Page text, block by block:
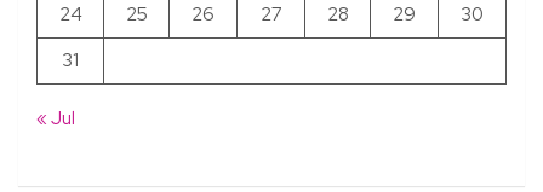
24
25 26 27 28 29
30
31
« Jul